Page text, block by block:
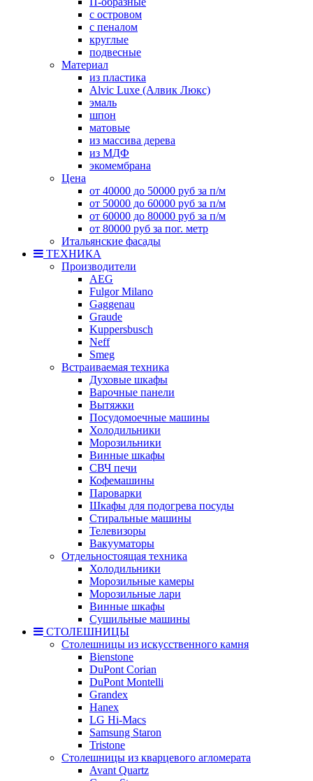
с островом
с пеналом
круглые
подвесные
Материал
из пластика
Alvic Luxe (Алвик Люкс)
эмаль
шпон
матовые
из массива дерева
из МДФ
экомембрана
Цена
от 40000 до 50000 руб за п/м
от 50000 до 60000 руб за п/м
от 60000 до 80000 руб за п/м
от 80000 руб за пог. метр
Итальянские фасады
ТЕХНИКА
Производители
AEG
Fulgor Milano
Gaggenau
Graude
Kuppersbusch
Neff
Smeg
Встраиваемая техника
Духовые шкафы
Варочные панели
Вытяжки
Посудомоечные машины
Холодильники
Морозильники
Винные шкафы
СВЧ печи
Кофемашины
Пароварки
Шкафы для подогрева посуды
Стиральные машины
Телевизоры
Вакууматоры
Отдельностоящая техника
Холодильники
Морозильные камеры
Морозильные лари
Винные шкафы
Сушильные машины
СТОЛЕШНИЦЫ
Столешницы из искусственного камня
Bienstone
DuPont Corian
DuPont Montelli
Grandex
Hanex
LG Hi-Macs
Samsung Staron
Tristone
Столешницы из кварцевого агломерата
Avant Quartz